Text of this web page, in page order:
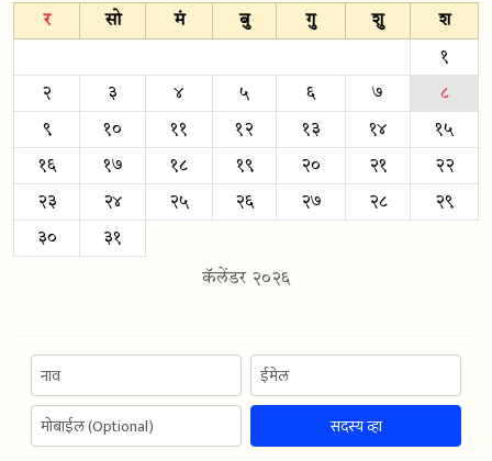
र सो मं बु गु शु श
१
२ ३ ४ ५ ६ ७ ८
९ १० ११ १२ १३ १४ १५
१६ १७ १८ १९ २० २१ २२
२३ २४ २५ २६ २७ २८ २९
३० ३१
कॅलेंडर २०२६
सदस्य व्हा